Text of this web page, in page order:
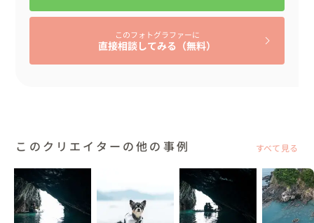
このフォトグラファーに
直接相談してみる（無料）
このクリエイターの他の事例 すべて見る